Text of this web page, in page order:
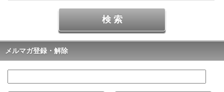
メルマガ登録・解除